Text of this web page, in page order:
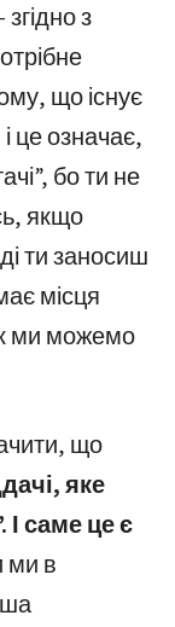
з
що існує
це означає,
бо ти не
якщо
ти заносиш
місця
ми можемо
що
яке
саме це є
ми в